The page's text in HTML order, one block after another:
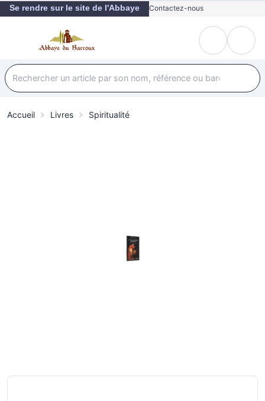
Se rendre sur le site de l'Abbaye Contactez-nous
Accueil Livres Spiritualité